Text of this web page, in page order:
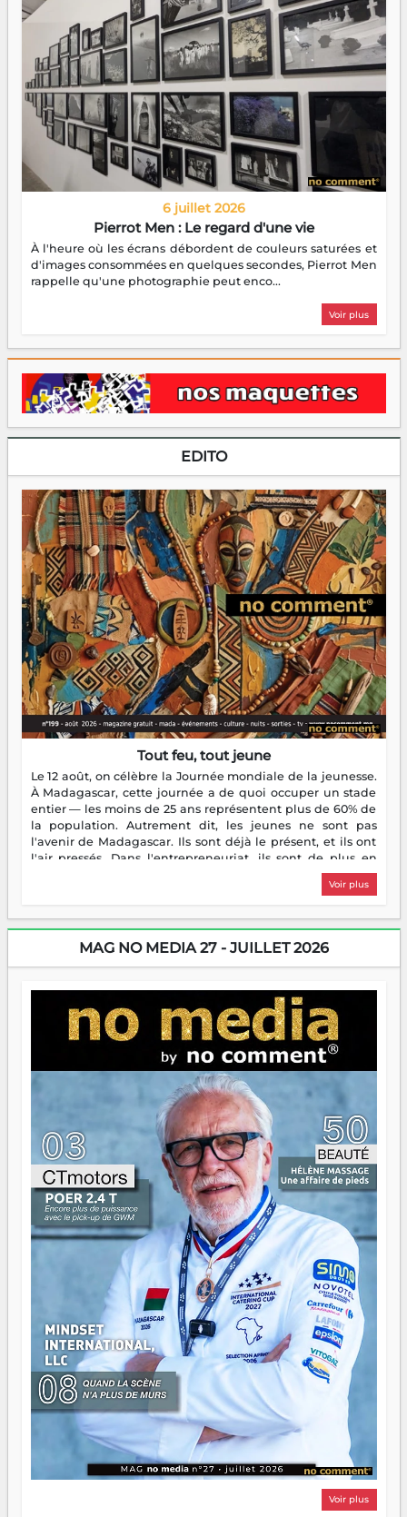
6 juillet 2026
Pierrot Men : Le regard d'une vie
À l'heure où les écrans débordent de couleurs saturées et
d'images consommées en quelques secondes, Pierrot Men
rappelle qu'une photographie peut enco...
Voir plus
EDITO
Tout feu, tout jeune
Le 12 août, on célèbre la Journée mondiale de la jeunesse.
À Madagascar, cette journée a de quoi occuper un stade
entier — les moins de 25 ans représentent plus de 60% de
la population. Autrement dit, les jeunes ne sont pas
l'avenir de Madagascar. Ils sont déjà le présent, et ils ont
l'air pressés. Dans l'entrepreneuriat, ils sont de plus en
plus nombreux à se lancer, à créer, à risquer — souvent
sans filet, souvent sans aide, mais toujours avec cette
dorment vraiment la nuit. En culture, les nouvelles sont
encore meilleures. Aina Rasamoelina vient de décrocher le
Prix RFI Instrumental Afrique. Miangaly Elia rafle le Prix
jeunes qui tiennent la torche. Alors oui, on pourrait
s'arrêter là, applaudir et rentrer chez soi satisfait. Mais ce
serait passer à côté d'une chose essentielle. La fougue, ça
brûle fort — et parfois, ça brûle vite. Une flamme sans
direction peut éclairer autant qu'elle peut consumer. C'est
là que les aînés entrent en scène — pas pour reprendre le
gouvernail, mais pour montrer où sont les récifs. Les jeunes
ont la force, les vieux ont l'expérience, comme on dit. Ce
n'est pas un combat de générations — c'est une question
d'équipage. Partagez vos réussites, mais aussi vos échecs.
Surtout vos échecs, d'ailleurs — ils enseignent mieux que
n'importe quel manuel. À Madagascar, la barque avance.
Il faut juste s'assurer que tout le monde rame dans le
même sens.
Voir plus
MAG NO MEDIA 27 - JUILLET 2026
Voir plus